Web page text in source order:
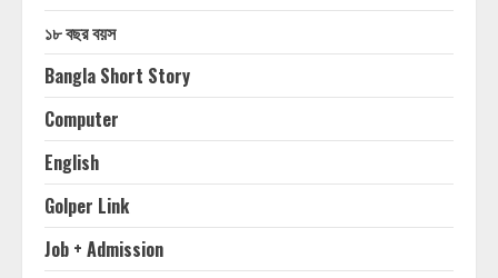
১৮ বছর বয়স
Bangla Short Story
Computer
English
Golper Link
Job + Admission